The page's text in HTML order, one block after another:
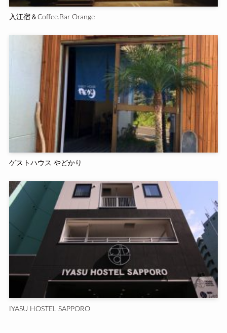
入江宿＆Coffee.Bar Orange
ゲストハウス やどかり
IYASU HOSTEL SAPPORO